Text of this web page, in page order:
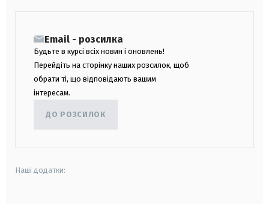
Email - розсилка
Будьте в курсі всіх новин і оновлень!
Перейдіть на сторінку наших розсилок, щоб
обрати ті, що відповідають вашим
інтересам.
ДО РОЗСИЛОК
Наші додатки: